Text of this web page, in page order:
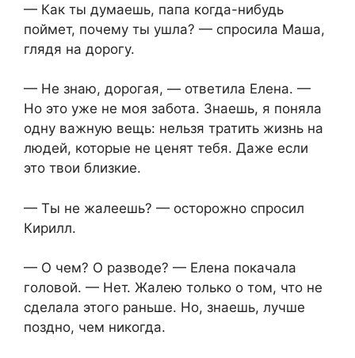
— Как ты думаешь, папа когда-нибудь
поймет, почему ты ушла? — спросила Маша,
глядя на дорогу.
— Не знаю, дорогая, — ответила Елена. —
Но это уже не моя забота. Знаешь, я поняла
одну важную вещь: нельзя тратить жизнь на
людей, которые не ценят тебя. Даже если
это твои близкие.
— Ты не жалеешь? — осторожно спросил
Кирилл.
— О чем? О разводе? — Елена покачала
головой. — Нет. Жалею только о том, что не
сделала этого раньше. Но, знаешь, лучше
поздно, чем никогда.